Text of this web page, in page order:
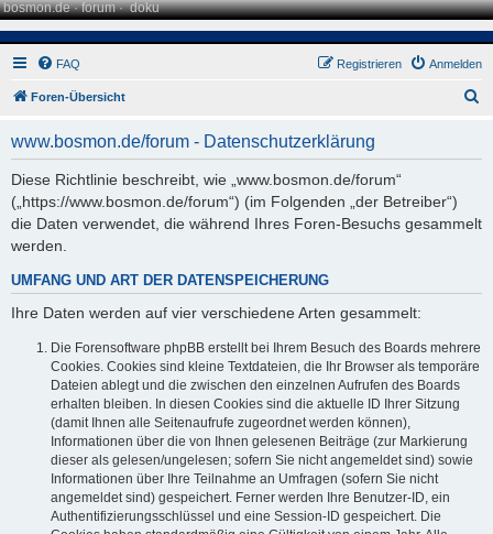
bosmon.de·forum·doku
FAQ Anmelden
Registrieren
Foren-Übersicht
www.bosmon.de/forum - Datenschutzerklärung
Diese Richtlinie beschreibt, wie „www.bosmon.de/forum“
(„https://www.bosmon.de/forum“) (im Folgenden „der Betreiber“)
die Daten verwendet, die während Ihres Foren-Besuchs gesammelt
werden.
UMFANG UND ART DER DATENSPEICHERUNG
Ihre Daten werden auf vier verschiedene Arten gesammelt:
Die Forensoftware phpBB erstellt bei Ihrem Besuch des Boards mehrere
Cookies. Cookies sind kleine Textdateien, die Ihr Browser als temporäre
Dateien ablegt und die zwischen den einzelnen Aufrufen des Boards
erhalten bleiben. In diesen Cookies sind die aktuelle ID Ihrer Sitzung
(damit Ihnen alle Seitenaufrufe zugeordnet werden können),
Informationen über die von Ihnen gelesenen Beiträge (zur Markierung
dieser als gelesen/ungelesen; sofern Sie nicht angemeldet sind) sowie
Informationen über Ihre Teilnahme an Umfragen (sofern Sie nicht
angemeldet sind) gespeichert. Ferner werden Ihre Benutzer-ID, ein
Authentifizierungsschlüssel und eine Session-ID gespeichert. Die